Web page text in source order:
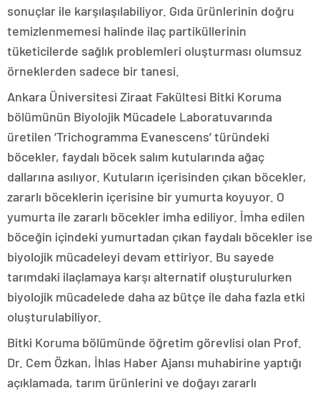
sonuçlar ile karşılaşılabiliyor. Gıda ürünlerinin doğru
temizlenmemesi halinde ilaç partiküllerinin
tüketicilerde sağlık problemleri oluşturması olumsuz
örneklerden sadece bir tanesi.
Ankara Üniversitesi Ziraat Fakültesi Bitki Koruma
bölümünün Biyolojik Mücadele Laboratuvarında
üretilen ‘Trichogramma Evanescens’ türündeki
böcekler, faydalı böcek salım kutularında ağaç
dallarına asılıyor. Kutuların içerisinden çıkan böcekler,
zararlı böceklerin içerisine bir yumurta koyuyor. O
yumurta ile zararlı böcekler imha ediliyor. İmha edilen
böceğin içindeki yumurtadan çıkan faydalı böcekler ise
biyolojik mücadeleyi devam ettiriyor. Bu sayede
tarımdaki ilaçlamaya karşı alternatif oluşturulurken
biyolojik mücadelede daha az bütçe ile daha fazla etki
oluşturulabiliyor.
Bitki Koruma bölümünde öğretim görevlisi olan Prof.
Dr. Cem Özkan, İhlas Haber Ajansı muhabirine yaptığı
açıklamada, tarım ürünlerini ve doğayı zararlı